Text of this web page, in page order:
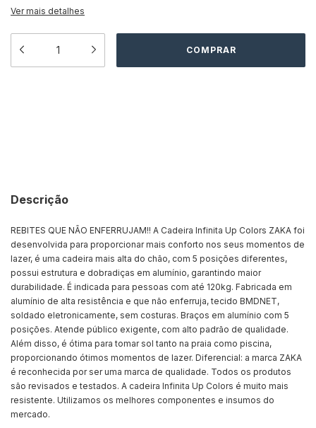
Ver mais detalhes
Descrição
REBITES QUE NÃO ENFERRUJAM!! A Cadeira Infinita Up Colors ZAKA foi
desenvolvida para proporcionar mais conforto nos seus momentos de
lazer, é uma cadeira mais alta do chão, com 5 posições diferentes,
possui estrutura e dobradiças em alumínio, garantindo maior
durabilidade. É indicada para pessoas com até 120kg. Fabricada em
alumínio de alta resistência e que não enferruja, tecido BMDNET,
soldado eletronicamente, sem costuras. Braços em alumínio com 5
posições. Atende público exigente, com alto padrão de qualidade.
Além disso, é ótima para tomar sol tanto na praia como piscina,
proporcionando ótimos momentos de lazer. Diferencial: a marca ZAKA
é reconhecida por ser uma marca de qualidade. Todos os produtos
são revisados e testados. A cadeira Infinita Up Colors é muito mais
resistente. Utilizamos os melhores componentes e insumos do
mercado.